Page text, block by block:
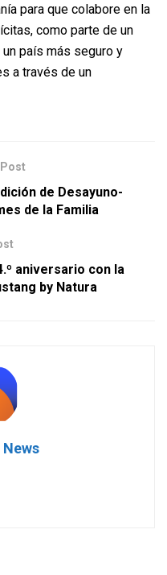
para que colabore en la
como parte de un
país más seguro y
a través de un
de Desayuno-
de la Familia
aniversario con la
by Natura